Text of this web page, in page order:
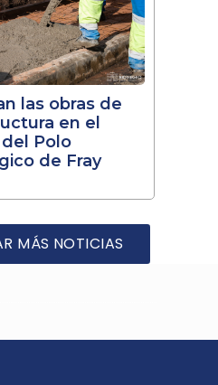
las obras de
en el
Polo
de Fray
MÁS NOTICIAS